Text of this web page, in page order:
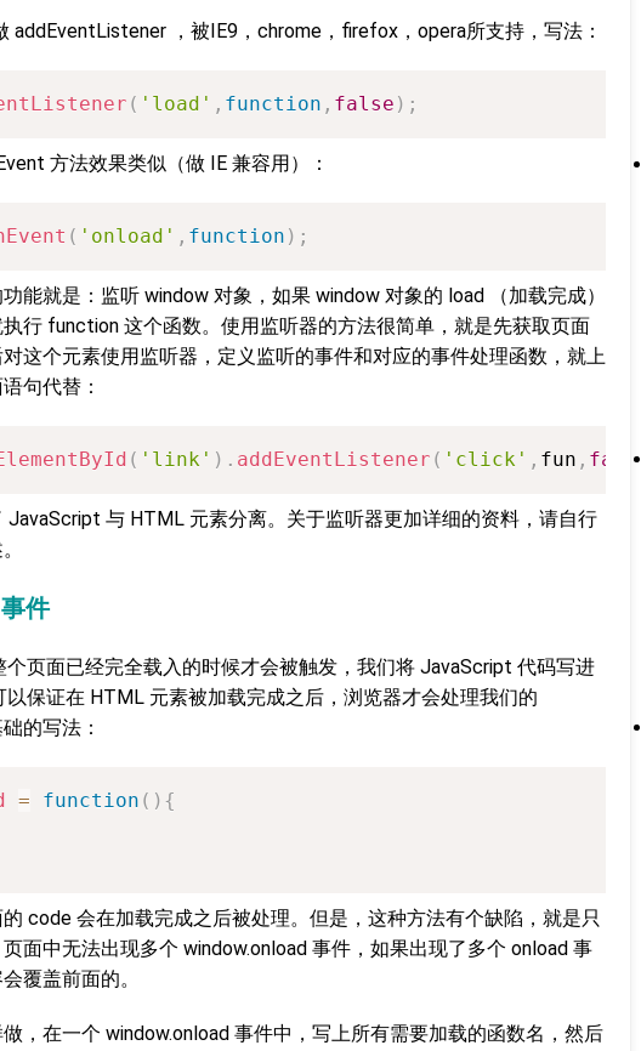
addEventListener ，被IE9，chrome，firefox，opera所支持，写法：
( 'load' , function , false ) ;
方法效果类似（做 IE 兼容用）：
( 'onload' , function ) ;
能就是：监听 window 对象，如果 window 对象的 load （加载完成）
行 function 这个函数。使用监听器的方法很简单，就是先获取页面
这个元素使用监听器，定义监听的事件和对应的事件处理函数，就上
句代替：
( 'link' ) . addEventListener ( 'click' , fun , false
JavaScript 与 HTML 元素分离。关于监听器更加详细的资料，请自行
件
个页面已经完全载入的时候才会被触发，我们将 JavaScript 代码写进
以保证在 HTML 元素被加载完成之后，浏览器才会处理我们的
的写法：
= function ( ) {
code 会在加载完成之后被处理。但是，这种方法有个缺陷，就是只
面中无法出现多个 window.onload 事件，如果出现了多个 onload 事
覆盖前面的。
，在一个 window.onload 事件中，写上所有需要加载的函数名，然后